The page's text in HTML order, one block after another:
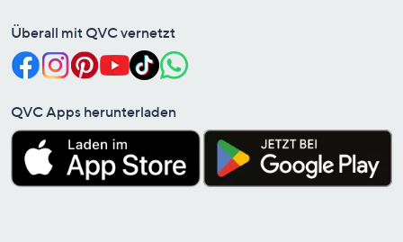
Überall mit QVC vernetzt
QVC Apps herunterladen